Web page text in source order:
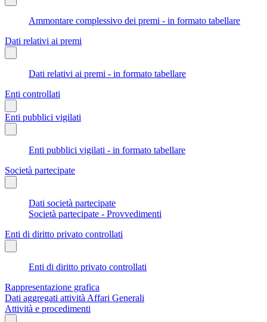
Ammontare complessivo dei premi - in formato tabellare
Dati relativi ai premi
Dati relativi ai premi - in formato tabellare
Enti controllati
Enti pubblici vigilati
Enti pubblici vigilati - in formato tabellare
Società partecipate
Dati società partecipate
Società partecipate - Provvedimenti
Enti di diritto privato controllati
Enti di diritto privato controllati
Rappresentazione grafica
Dati aggregati attività Affari Generali
Attività e procedimenti